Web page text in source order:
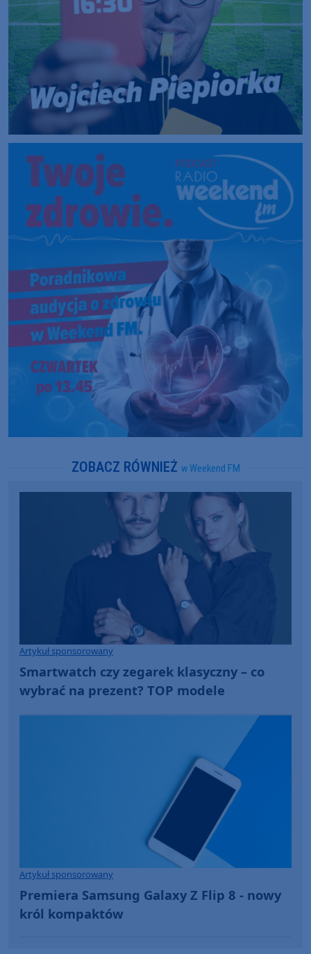
ZOBACZ RÓWNIEŻ w Weekend FM
Artykuł sponsorowany
Smartwatch czy zegarek klasyczny – co
wybrać na prezent? TOP modele
Artykuł sponsorowany
Premiera Samsung Galaxy Z Flip 8 - nowy
król kompaktów